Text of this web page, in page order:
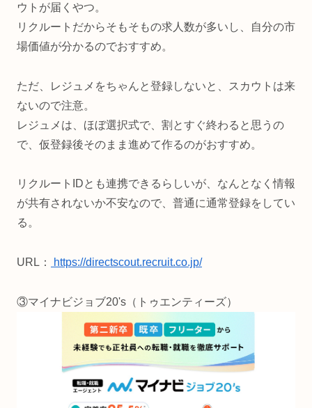
ウトが届くやつ。
リクルートだからそもそもの求人数が多いし、自分の市
場価値が分かるのでおすすめ。
ただ、レジュメをちゃんと登録しないと、スカウトは来
ないので注意。
レジュメは、ほぼ選択式で、割とすぐ終わると思うの
で、仮登録後そのまま進めて作るのがおすすめ。
リクルートIDとも連携できるらしいが、なんとなく情報
が共有されないか不安なので、普通に通常登録をしてい
る。
URL： https://directscout.recruit.co.jp/
③マイナビジョブ20's（トゥエンティーズ）